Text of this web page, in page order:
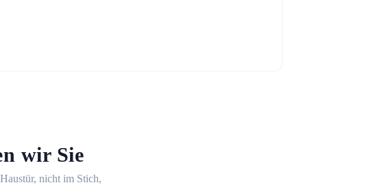
wir Sie
nicht im Stich,